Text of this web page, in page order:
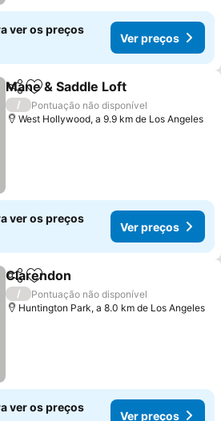
ver os preços
Ver preços
PartilharAdicionar aos favoritos
Mane & Saddle Loft
/
Pontuação não disponível
West Hollywood, a 9.9 km de Los Angeles
ver os preços
Ver preços
PartilharAdicionar aos favoritos
Clarendon
/
Pontuação não disponível
Huntington Park, a 8.0 km de Los Angeles
ver os preços
Ver preços